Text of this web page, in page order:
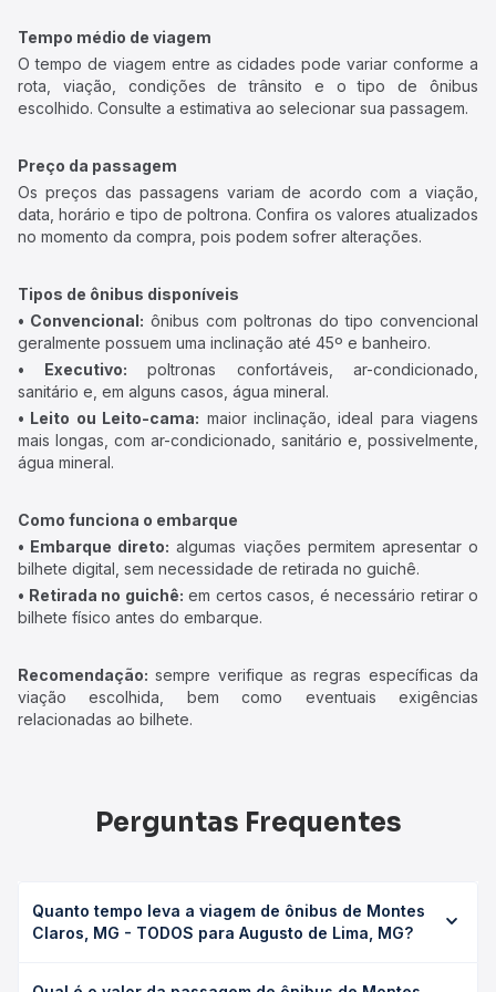
Tempo médio de viagem
O tempo de viagem entre as cidades pode variar conforme a
rota, viação, condições de trânsito e o tipo de ônibus
escolhido. Consulte a estimativa ao selecionar sua passagem.
Preço da passagem
Os preços das passagens variam de acordo com a viação,
data, horário e tipo de poltrona. Confira os valores atualizados
no momento da compra, pois podem sofrer alterações.
Tipos de ônibus disponíveis
• Convencional: ônibus com poltronas do tipo convencional
geralmente possuem uma inclinação até 45º e banheiro.
• Executivo: poltronas confortáveis, ar-condicionado,
sanitário e, em alguns casos, água mineral.
• Leito ou Leito-cama: maior inclinação, ideal para viagens
mais longas, com ar-condicionado, sanitário e, possivelmente,
água mineral.
Como funciona o embarque
• Embarque direto: algumas viações permitem apresentar o
bilhete digital, sem necessidade de retirada no guichê.
• Retirada no guichê: em certos casos, é necessário retirar o
bilhete físico antes do embarque.
Recomendação: sempre verifique as regras específicas da
viação escolhida, bem como eventuais exigências
relacionadas ao bilhete.
Perguntas Frequentes
Quanto tempo leva a viagem de ônibus de Montes
Claros, MG - TODOS para Augusto de Lima, MG?